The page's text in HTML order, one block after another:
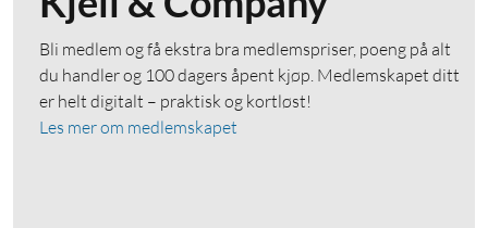
Bli medlem og få ekstra bra medlemspriser, poeng på alt
du handler og 100 dagers åpent kjøp. Medlemskapet ditt
er helt digitalt – praktisk og kortløst!
Les mer om medlemskapet